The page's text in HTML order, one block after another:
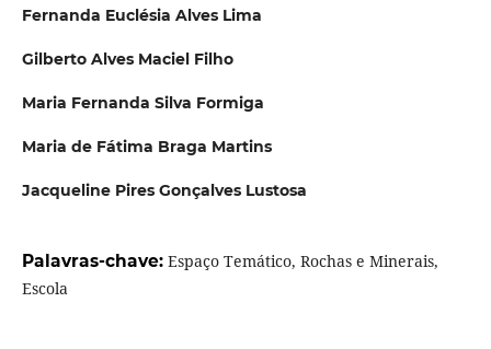
Fernanda Euclésia Alves Lima
Gilberto Alves Maciel Filho
Maria Fernanda Silva Formiga
Maria de Fátima Braga Martins
Jacqueline Pires Gonçalves Lustosa
Palavras-chave: Espaço Temático, Rochas e Minerais,
Escola